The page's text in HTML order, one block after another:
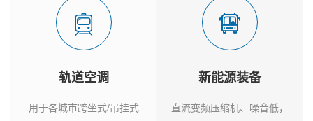
轨道空调
用于各城市跨坐式/吊挂式
新能源装备
直流变频压缩机、噪音低，